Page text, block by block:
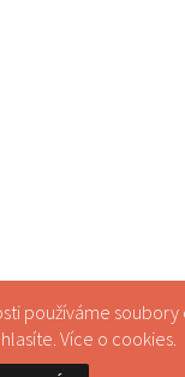
používáme
Více o cookies.